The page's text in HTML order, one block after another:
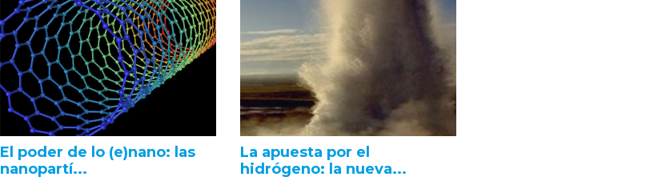
El poder de lo (e)nano: las
nanopartí...
La apuesta por el
hidrógeno: la nueva...